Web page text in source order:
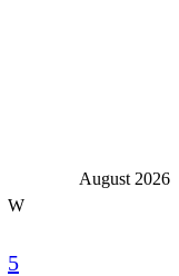
August 2026
W
5